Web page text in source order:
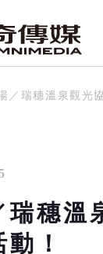
／瑞穗溫泉觀光
瑞穗溫
！